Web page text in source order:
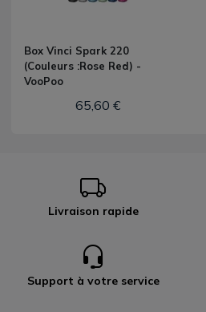
Box Vinci Spark 220
(Couleurs :Rose Red) -
VooPoo
65,60 €
Livraison rapide
Support à votre service